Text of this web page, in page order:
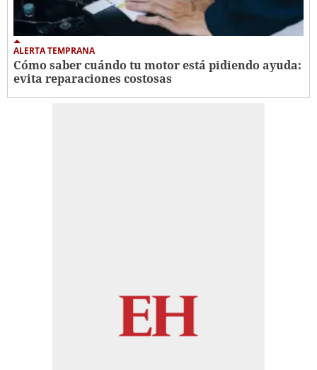
ALERTA TEMPRANA
Cómo saber cuándo tu motor está pidiendo ayuda:
evita reparaciones costosas